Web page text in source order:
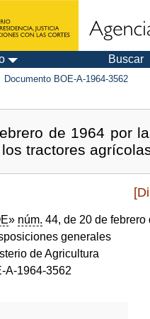
Buscar
Documento BOE-A-1964-3562
de 1964 por
tractores
» núm. 44, de 20 de
generales
de Agricultura
A-1964-3562